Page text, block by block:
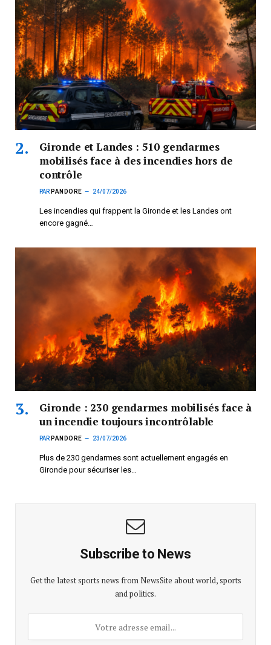
Gironde et Landes : 510 gendarmes
mobilisés face à des incendies hors de
contrôle
PAR PANDORE 24/07/2026
Les incendies qui frappent la Gironde et les Landes ont
encore gagné…
Gironde : 230 gendarmes mobilisés face à
un incendie toujours incontrôlable
PAR PANDORE 23/07/2026
Plus de 230 gendarmes sont actuellement engagés en
Gironde pour sécuriser les…
Subscribe to News
Get the latest sports news from NewsSite about world, sports
and politics.